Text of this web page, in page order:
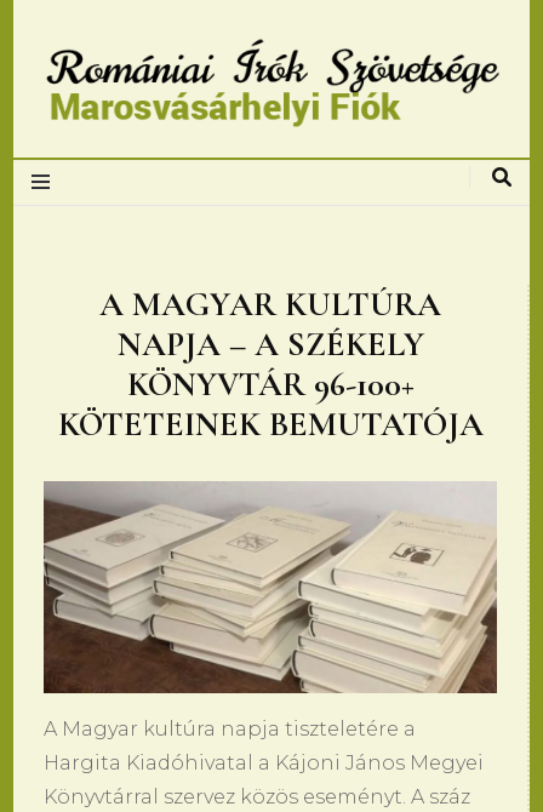
Romániai Írók
Marosvásárhelyi
fiok
A MAGYAR KULTÚRA
NAPJA – A SZÉKELY
KÖNYVTÁR 96-100+
KÖTETEINEK BEMUTATÓJA
A Magyar kultúra napja tiszteletére a
Hargita Kiadóhivatal a Kájoni János Megyei
Könyvtárral szervez közös eseményt. A száz